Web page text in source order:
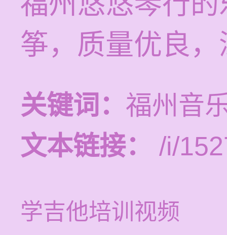
筝，质量优良
关键词： 福州音
文本链接：
/i/
学吉他培训视频